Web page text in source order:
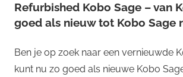
Refurbished Kobo Sage – van
goed als nieuw tot Kobo Sage
Ben je op zoek naar een vernieuwde
kunt nu zo goed als nieuwe Kobo